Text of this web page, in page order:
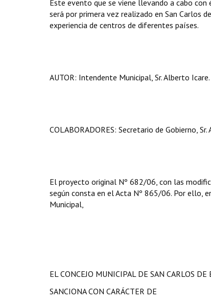
Este evento que se viene llevando a cabo
será por primera vez realizado en San Carlos
experiencia de centros de diferentes países.
AUTOR: Intendente Municipal, Sr. Alberto Icare.
COLABORADORES: Secretario de Gobierno,
El proyecto original Nº 682/06, con las
según consta en el Acta Nº 865/06. Por ello,
Municipal,
EL CONCEJO MUNICIPAL DE SAN CARLOS DE
SANCIONA CON CARÁCTER DE